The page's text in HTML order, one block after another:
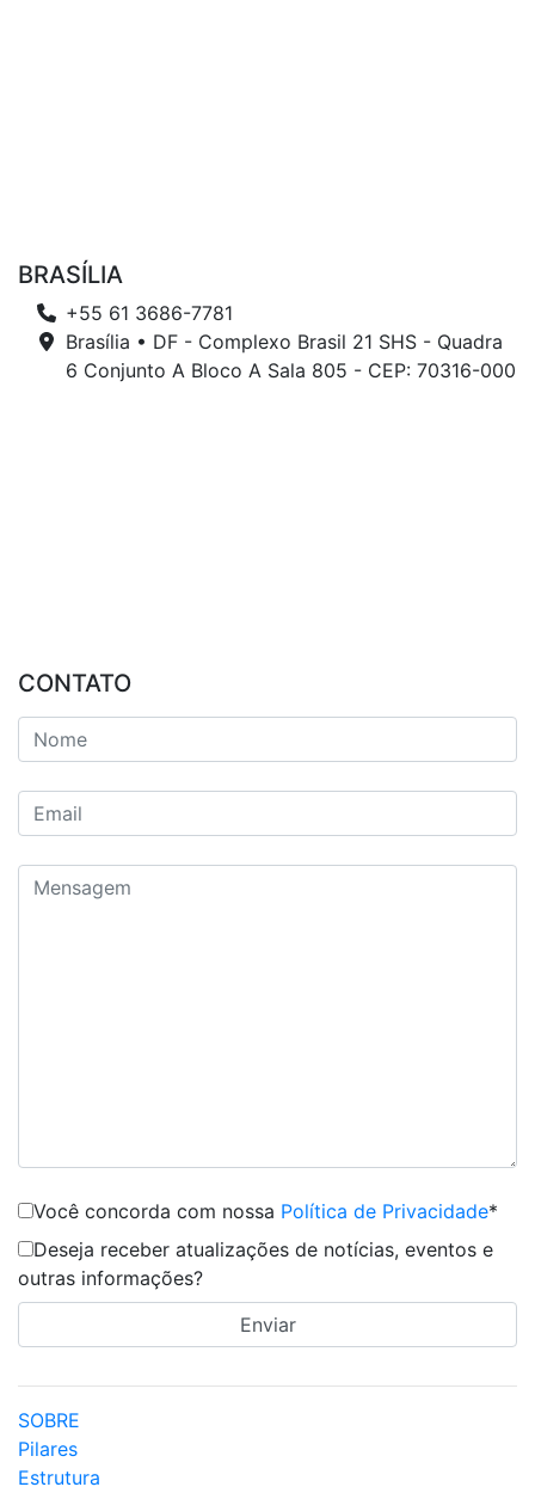
BRASÍLIA
+55 61 3686-7781
Brasília • DF - Complexo Brasil 21 SHS - Quadra
6 Conjunto A Bloco A Sala 805 - CEP: 70316-000
CONTATO
Você concorda com nossa Política de Privacidade*
Deseja receber atualizações de notícias, eventos e
outras informações?
SOBRE
Pilares
Estrutura